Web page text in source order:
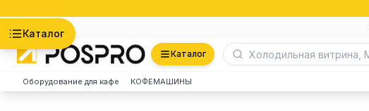
Каталог
Каталог
Оборудование для кафе КОФЕМАШИНЫ